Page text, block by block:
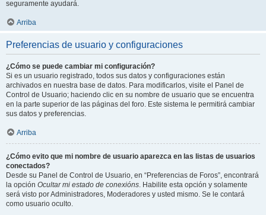
seguramente ayudará.
Arriba
Preferencias de usuario y configuraciones
¿Cómo se puede cambiar mi configuración?
Si es un usuario registrado, todos sus datos y configuraciones están
archivados en nuestra base de datos. Para modificarlos, visite el Panel de
Control de Usuario; haciendo clic en su nombre de usuario que se encuentra
en la parte superior de las páginas del foro. Este sistema le permitirá cambiar
sus datos y preferencias.
Arriba
¿Cómo evito que mi nombre de usuario aparezca en las listas de usuarios
conectados?
Desde su Panel de Control de Usuario, en “Preferencias de Foros”, encontrará
la opción Ocultar mi estado de conexións. Habilite esta opción y solamente
será visto por Administradores, Moderadores y usted mismo. Se le contará
como usuario oculto.